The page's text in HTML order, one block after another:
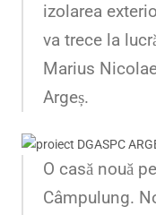
izolarea
va trece la
Marius
Argeș.
O casă nouă
Câmpulung.